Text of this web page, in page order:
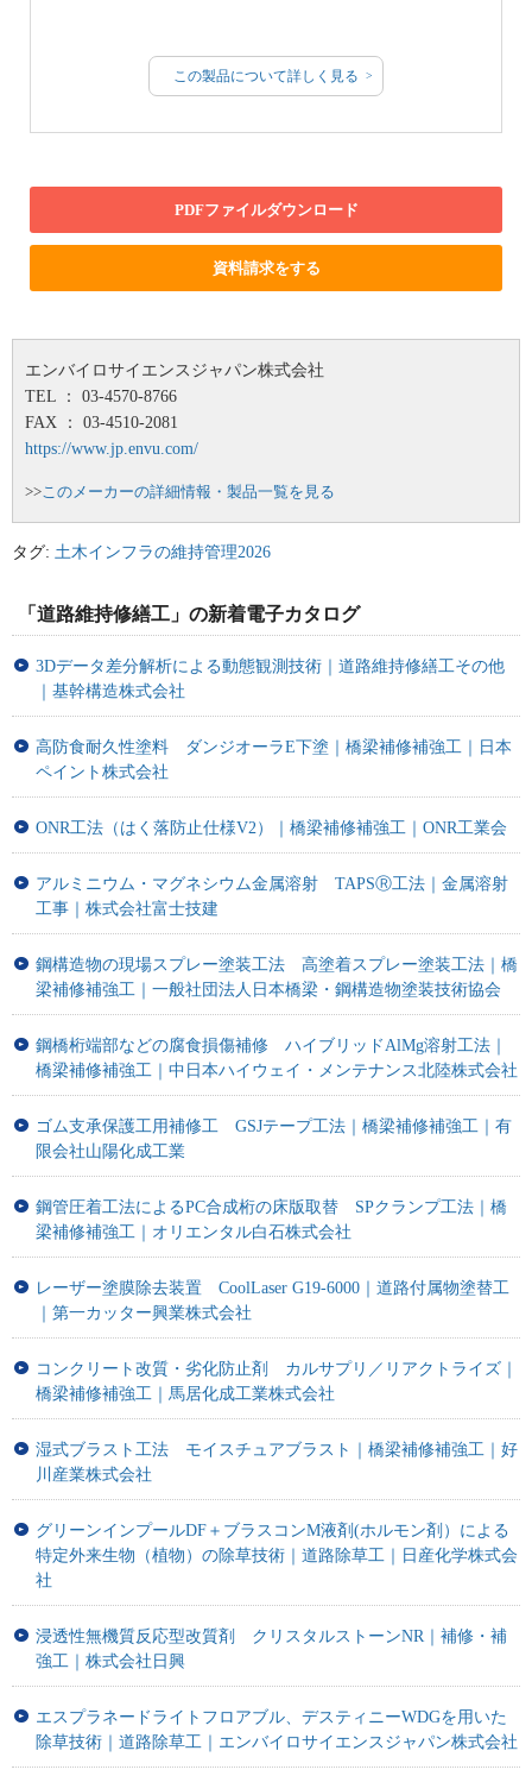
この製品について詳しく見る
PDFファイルダウンロード
資料請求をする
エンバイロサイエンスジャパン株式会社
TEL ： 03-4570-8766
FAX ： 03-4510-2081
https://www.jp.envu.com/
>> このメーカーの詳細情報・製品一覧を見る
タグ: 土木インフラの維持管理2026
「道路維持修繕工」の新着電子カタログ
3Dデータ差分解析による動態観測技術｜道路維持修繕工その他
｜基幹構造株式会社
高防食耐久性塗料 ダンジオーラE下塗｜橋梁補修補強工｜日本
ペイント株式会社
ONR工法（はく落防止仕様V2）｜橋梁補修補強工｜ONR工業会
アルミニウム・マグネシウム金属溶射 TAPSⓇ工法｜金属溶射
工事｜株式会社富士技建
鋼構造物の現場スプレー塗装工法 高塗着スプレー塗装工法｜橋
梁補修補強工｜一般社団法人日本橋梁・鋼構造物塗装技術協会
鋼橋桁端部などの腐食損傷補修 ハイブリッドAlMg溶射工法｜
橋梁補修補強工｜中日本ハイウェイ・メンテナンス北陸株式会社
ゴム支承保護工用補修工 GSJテープ工法｜橋梁補修補強工｜有
限会社山陽化成工業
鋼管圧着工法によるPC合成桁の床版取替 SPクランプ工法｜橋
梁補修補強工｜オリエンタル白石株式会社
レーザー塗膜除去装置 CoolLaser G19-6000｜道路付属物塗替工
｜第一カッター興業株式会社
コンクリート改質・劣化防止剤 カルサプリ／リアクトライズ｜
橋梁補修補強工｜馬居化成工業株式会社
湿式ブラスト工法 モイスチュアブラスト｜橋梁補修補強工｜好
川産業株式会社
グリーンインプールDF＋ブラスコンM液剤(ホルモン剤）による
特定外来生物（植物）の除草技術｜道路除草工｜日産化学株式会
社
浸透性無機質反応型改質剤 クリスタルストーンNR｜補修・補
強工｜株式会社日興
エスプラネードライトフロアブル、デスティニーWDGを用いた
除草技術｜道路除草工｜エンバイロサイエンスジャパン株式会社